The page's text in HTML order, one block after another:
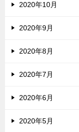
2020年10月
2020年9月
2020年8月
2020年7月
2020年6月
2020年5月